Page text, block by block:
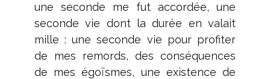
une seconde me fut accordée, une
seconde vie dont la durée en valait
mille : une seconde vie pour profiter
de mes remords, des conséquences
de mes égoïsmes, une existence de